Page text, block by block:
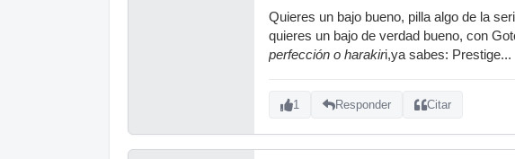
Quieres un bajo bueno, pilla algo de la
quieres un bajo de verdad bueno, con
perfección o harakiri,ya sabes: Prestige...
1 Responder Citar